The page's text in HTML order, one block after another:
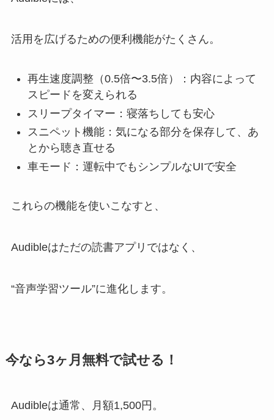
活用を広げるための便利機能がたくさん。
再生速度調整（0.5倍〜3.5倍）：内容によって
スピードを変えられる
スリープタイマー：寝落ちしても安心
スニペット機能：気になる部分を保存して、あ
とから聴き直せる
車モード：運転中でもシンプルなUIで安全
これらの機能を使いこなすと、
Audibleはただの読書アプリではなく、
“音声学習ツール”に進化します。
今なら3ヶ月無料で試せる！
Audibleは通常、月額1,500円。